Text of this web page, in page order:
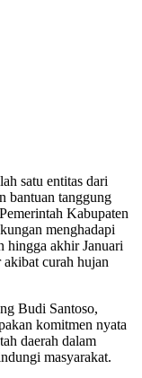
satu entitas dari
bantuan tanggung
Kabupaten
menghadapi
hingga akhir Januari
curah hujan
Budi Santoso,
komitmen nyata
daerah dalam
masyarakat.